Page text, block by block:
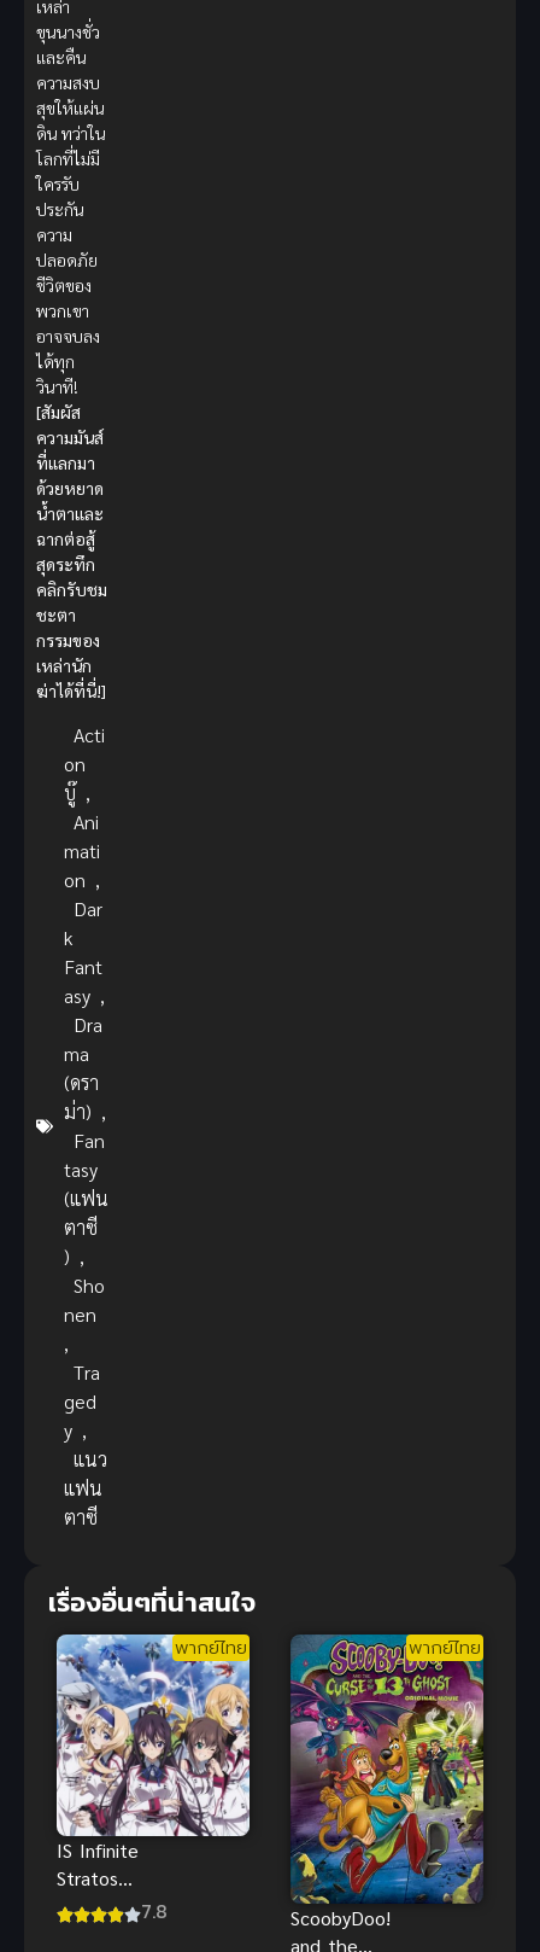
เหล่า
ขุนนางชั่ว
และคืน
ความสงบ
สุขให้แผ่น
ดิน ทว่าใน
โลกที่ไม่มี
ใครรับ
ประกัน
ความ
ปลอดภัย
ชีวิตของ
พวกเขา
อาจจบลง
ได้ทุก
วินาที!
[สัมผัส
ความมันส์
ที่แลกมา
ด้วยหยาด
น้ำตาและ
ฉากต่อสู้
สุดระทึก
คลิกรับชม
ชะตา
กรรมของ
เหล่านัก
ฆ่าได้ที่นี่!]
Acti
on
บู๊ ,
Ani
mati
on ,
Dar
k
Fant
asy ,
Dra
ma
(ดรา
ม่า) ,
Fan
tasy
(แฟน
ตาซี
) ,
Sho
nen
,
Tra
ged
y ,
แนว
แฟน
ตาซี
เรื่องอื่นๆที่น่าสนใจ
พากย์ไทย
IS Infinite
Stratos
(2011) ปฏิบัติ
7.8
พากย์ไทย
ScoobyDoo!
and the